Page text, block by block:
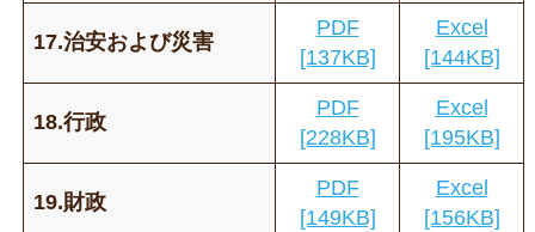
17.治安および災害
PDF
[137KB]
Excel
[144KB]
18.行政
PDF
[228KB]
Excel
[195KB]
19.財政
PDF
[149KB]
Excel
[156KB]